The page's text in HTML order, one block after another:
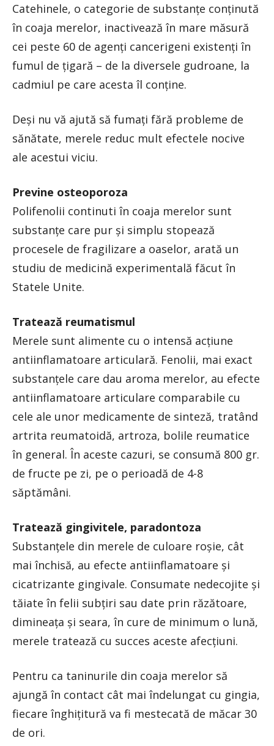
Catehinele, o categorie de substanţe conţinută
în coaja merelor, inactivează în mare măsură
cei peste 60 de agenţi cancerigeni existenţi în
fumul de ţigară – de la diversele gudroane, la
cadmiul pe care acesta îl conţine.
Deşi nu vă ajută să fumaţi fără probleme de
sănătate, merele reduc mult efectele nocive
ale acestui viciu.
Previne osteoporoza
Polifenolii continuti în coaja merelor sunt
substanţe care pur şi simplu stopează
procesele de fragilizare a oaselor, arată un
studiu de medicină experimentală făcut în
Statele Unite.
Tratează reumatismul
Merele sunt alimente cu o intensă acţiune
antiinflamatoare articulară. Fenolii, mai exact
substanţele care dau aroma merelor, au efecte
antiinflamatoare articulare comparabile cu
cele ale unor medicamente de sinteză, tratând
artrita reumatoidă, artroza, bolile reumatice
în general. În aceste cazuri, se consumă 800 gr.
de fructe pe zi, pe o perioadă de 4-8
săptămâni.
Tratează gingivitele, paradontoza
Substanţele din merele de culoare roşie, cât
mai închisă, au efecte antiinflamatoare şi
cicatrizante gingivale. Consumate nedecojite şi
tăiate în felii subţiri sau date prin răzătoare,
dimineaţa şi seara, în cure de minimum o lună,
merele tratează cu succes aceste afecţiuni.
Pentru ca taninurile din coaja merelor să
ajungă în contact cât mai îndelungat cu gingia,
fiecare înghiţitură va fi mestecată de măcar 30
de ori.